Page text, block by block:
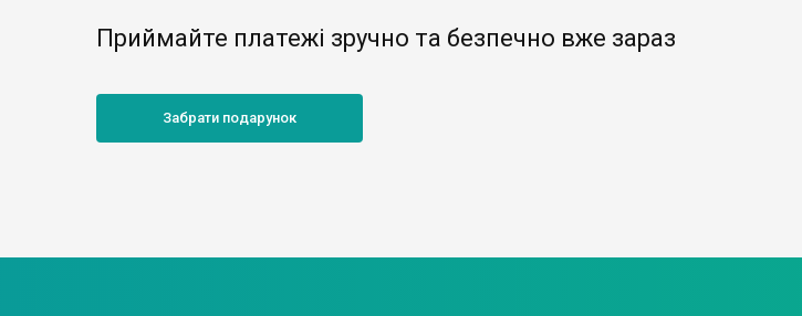
Приймайте платежі зручно та безпечно вже зараз
Забрати подарунок